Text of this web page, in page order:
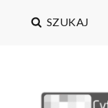
SZUKAJ